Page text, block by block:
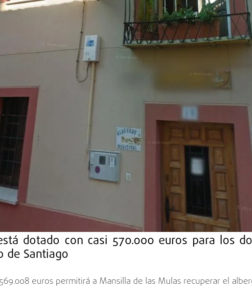
dotado con casi 570.000 euros para los
de Santiago
euros permitirá a Mansilla de las Mulas recuperar el